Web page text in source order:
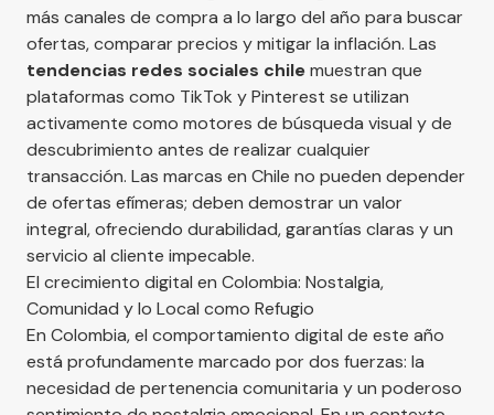
más canales de compra a lo largo del año para buscar
ofertas, comparar precios y mitigar la inflación. Las
tendencias redes sociales chilemuestran que
plataformas como TikTok y Pinterest se utilizan
activamente como motores de búsqueda visual y de
descubrimiento antes de realizar cualquier
transacción. Las marcas en Chile no pueden depender
de ofertas efímeras; deben demostrar un valor
integral, ofreciendo durabilidad, garantías claras y un
servicio al cliente impecable.
El crecimiento digital en Colombia: Nostalgia,
Comunidad y lo Local como Refugio
En Colombia, el comportamiento digital de este año
está profundamente marcado por dos fuerzas: la
necesidad de pertenencia comunitaria y un poderoso